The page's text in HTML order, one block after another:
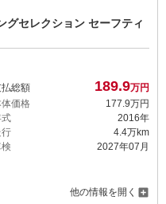
グセレクション セーフティ
総額 189.9万円
価格
177.9万円
2016年
行
4.4万km
2027年07月
他の情報を開く